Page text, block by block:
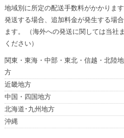
地域別に所定の配送手数料がかかりま
発送する場合、追加料金が発生する場
ます。 （海外への発送に関しては当社
ください）
関東・東海・中部・東北・信越・北陸地
方
近畿地方
中国・四国地方
北海道･九州地方
沖縄